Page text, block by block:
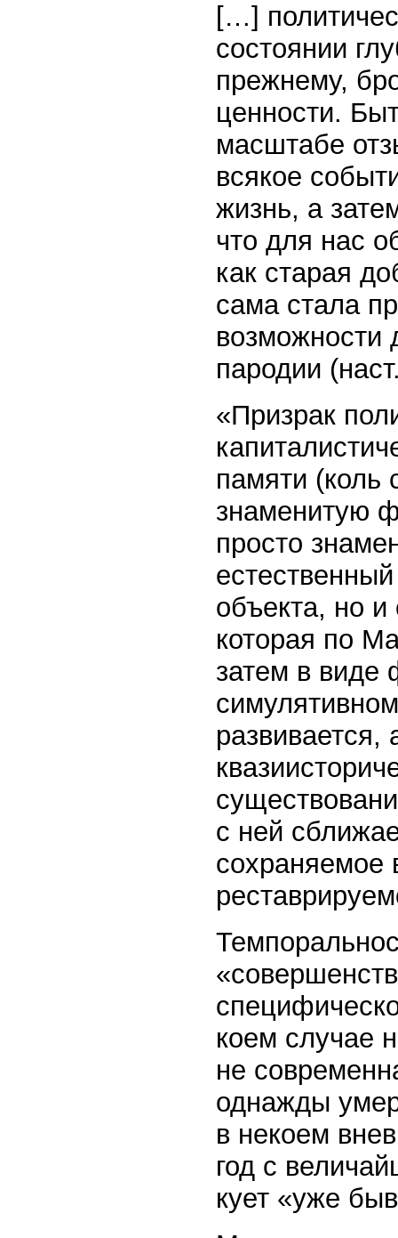
[…]
состоянии
прежнему,
ценности.
масштабе
всякое
жизнь, а
что для нас
как старая
сама стала
возможности
пародии
«Призрак
памяти (коль
знаменитую
просто
объекта, но и
которая по
затем в виде
развивается,
с ней
сохраняемое
коем случае
не
однажды
в некоем
год с
кует «уже